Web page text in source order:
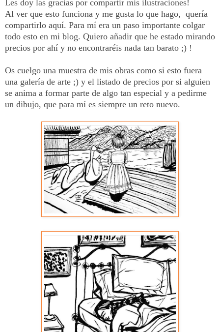
Les doy las gracias por compartir mis ilustraciones!
Al ver que esto funciona y me gusta lo que hago, quería
compartirlo aquí. Para mí era un paso importante colgar
todo esto en mi blog. Quiero añadir que he estado mirando
precios por ahí y no encontraréis nada tan barato ;) !
Os cuelgo una muestra de mis obras como si esto fuera
una galería de arte ;) y el listado de precios por si alguien
se anima a formar parte de algo tan especial y a pedirme
un dibujo, que para mí es siempre un reto nuevo.